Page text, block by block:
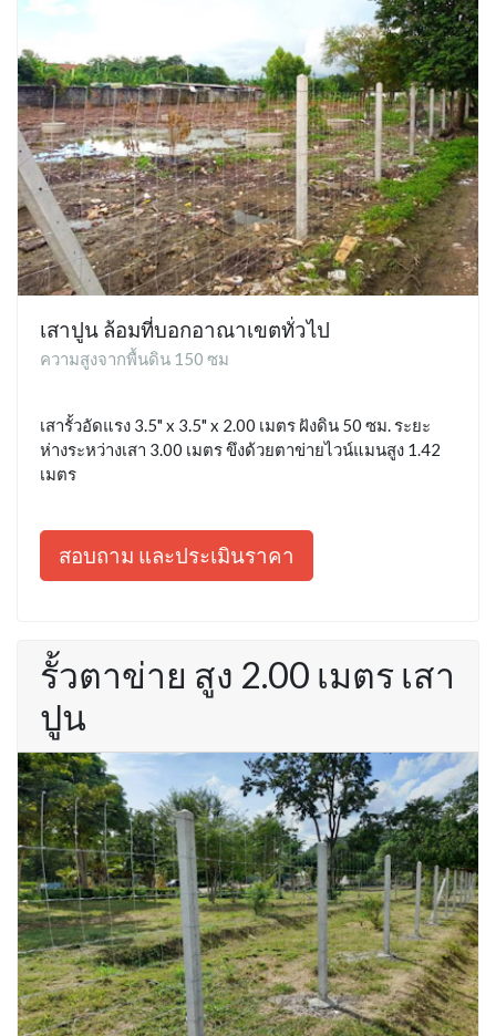
เสาปูน ล้อมที่บอกอาณาเขตทั่วไป
ความสูงจากพื้นดิน 150 ซม
เสารั้วอัดแรง 3.5" x 3.5" x 2.00 เมตร ฝังดิน 50 ซม. ระยะ
ห่างระหว่างเสา 3.00 เมตร ขึงด้วยตาข่ายไวน์แมนสูง 1.42
เมตร
สอบถาม และประเมินราคา
รั้วตาข่าย สูง 2.00 เมตร เสา
ปูน